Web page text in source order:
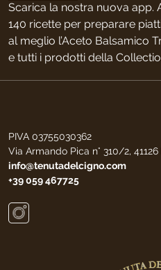
Scarica la nostra nuova app.
140 ricette per preparare
al meglio l’Aceto Balsamico
e tutti i prodotti della
PIVA 03755030362
Via Armando Pica n° 310/2,
info@tenutadelcigno.com
+39 059 467725